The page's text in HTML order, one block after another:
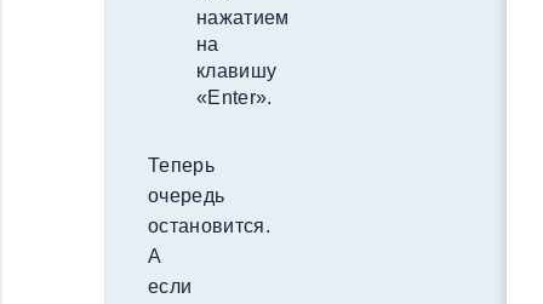
нажатием
на
клавишу
«Enter».
Теперь
очередь
остановится.
А
если